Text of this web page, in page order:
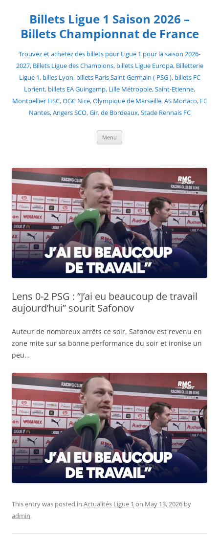
contentBillets Ligue 1 Saison 2026 –
Billets Championnat de France
Trouvez et achetez des billets pour Ligue 1 pour la saison 2026-
2027, Billets Ligue des Champions, billets Ligue Europa, Billetterie
Ligue 1, billes Lyon, billets Paris Saint Germain ( PSG ), billets FC
Lorient, billets EA Guingamp, Lille Métropole, Saint-Etienne,
Montpellier HSC, OGC Nice, Olympique de Marseille, AS Monaco, FC
Nantes, Angers SCO, Gir. de Bordeaux, Stade Rennais FC
Menu
Lens 0-2 PSG : “J’ai eu beaucoup de travail
aujourd’hui” sourit Safonov
Auteur de nombreux arrêts ce soir, Safonov est revenu en
zone mite sur sa bonne performance du soir et ironise un
peu…
This entry was posted in Actualités Ligue 1 on May 13, 2026 by
admin.